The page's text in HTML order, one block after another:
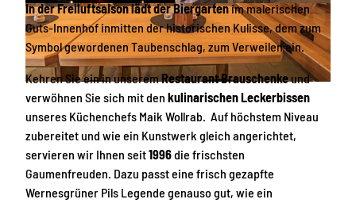
© Gastro Plus GmbH & Co. KG | CC-BY-SA
© Archiv Gastro Plus GmbH & Co. KG, Kenny P
ool |
CC-BY-SA
In der Freiluftsaison lädt der Biergartenim malerischen
Guts-Innenhof inmitten der historischen Kulisse, dem zum
Symbol gewordenen Taubenschlag, zum Verweilen ein.
Kehren Sie ein in unseremRestaurant Brauschenkeund
verwöhnen Sie sich mit den kulinarischen Leckerbissen
unseres Küchenchefs Maik Wollrab. Auf höchstem Niveau
zubereitet und wie ein Kunstwerk gleich angerichtet,
servieren wir Ihnen seit1996die frischsten
Gaumenfreuden. Dazu passt eine frisch gezapfte
Wernesgrüner Pils Legende genauso gut, wie ein